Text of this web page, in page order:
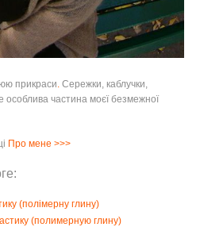
прикраси Сережки, каблучки,
частина моєї безмежної
Про мене >>>
(полімерну глину)
(полимерную глину)